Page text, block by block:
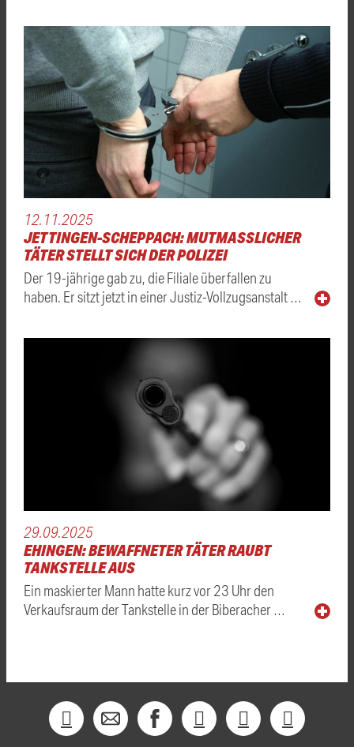
12.11.2025
JETTINGEN-SCHEPPACH: MUTMASSLICHER T
ÄTER STELLT SICH DER POLIZEI
Der 19-jährige gab zu, die Filiale überfallen zu
haben. Er sitzt jetzt in einer Justiz-Vollzugsanstalt …
29.09.2025
EHINGEN: BEWAFFNETER TÄTER RAUBT
TANKSTELLE AUS
Ein maskierter Mann hatte kurz vor 23 Uhr den
Verkaufsraum der Tankstelle in der Biberacher …